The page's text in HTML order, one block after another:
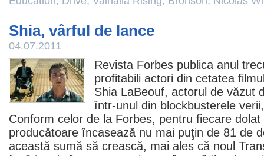
Shia, vârful de lance
04.07.2011
Revista Forbes publica anul
profitabili actori din cetatea
Shia LaBeouf, actorul de văzut
într-unul din blockbusterele
Conform celor de la Forbes, pentru fiecare
producătoare încasează nu mai puţin de 81 de
această sumă să crească, mai ales că noul